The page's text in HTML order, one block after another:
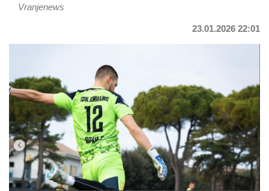
Vranjenews
23.01.2026 22:01